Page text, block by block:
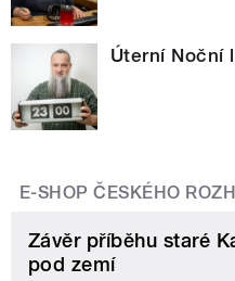
Úterní Noční
E-SHOP ČESKÉHO
Závěr příběhu staré
pod zemí